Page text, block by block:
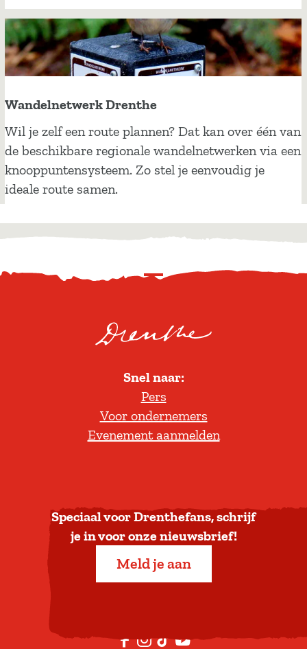
d
i
g
h
i
d
k
s
p
o
r
n
u
i
t
j
Wandelnetwerk Drenthe
W
a
n
d
e
l
Wil je zelf een route plannen? Dat kan over één van
de beschikbare regionale wandelnetwerken via een
knooppuntensysteem. Zo stel je eenvoudig je
ideale route samen.
S
o
l
t
e
r
a
a
b
Snel naar:
Pers
Voor ondernemers
Evenement aanmelden
Speciaal voor Drenthefans, schrijf
je in voor onze nieuwsbrief!
Meld je aan